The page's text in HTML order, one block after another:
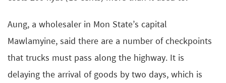
Aung, a wholesaler in Mon State’s capital
Mawlamyine, said there are a number of checkpoints
that trucks must pass along the highway. It is
delaying the arrival of goods by two days, which is